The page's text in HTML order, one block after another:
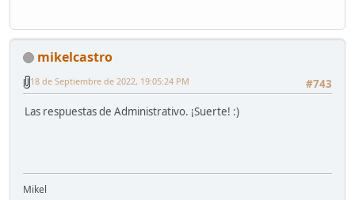
mikelcastro
#743
18 de Septiembre de 2022, 19:05:24 PM
Las respuestas de Administrativo. ¡Suerte! :)
Mikel